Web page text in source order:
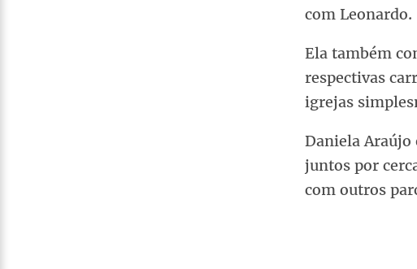
com Leonardo.
Ela também
respectivas
igrejas
Daniela Araújo
juntos por
com outros